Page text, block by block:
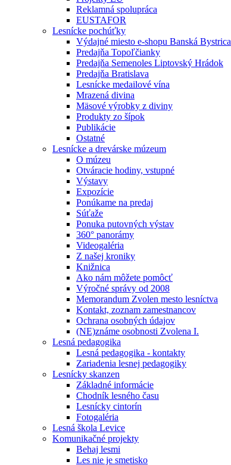
Reklamná spolupráca
EUSTAFOR
Lesnícke pochúťky
Výdajné miesto e-shopu Banská Bystrica
Predajňa Topoľčianky
Predajňa Semenoles Liptovský Hrádok
Predajňa Bratislava
Lesnícke medailové vína
Mrazená divina
Mäsové výrobky z diviny
Produkty zo šípok
Publikácie
Ostatné
Lesnícke a drevárske múzeum
O múzeu
Otváracie hodiny, vstupné
Výstavy
Expozície
Ponúkame na predaj
Súťaže
Ponuka putovných výstav
360° panorámy
Videogaléria
Z našej kroniky
Knižnica
Ako nám môžete pomôcť
Výročné správy od 2008
Memorandum Zvolen mesto lesníctva
Kontakt, zoznam zamestnancov
Ochrana osobných údajov
(NE)známe osobnosti Zvolena I.
Lesná pedagogika
Lesná pedagogika - kontakty
Zariadenia lesnej pedagogiky
Lesnícky skanzen
Základné informácie
Chodník lesného času
Lesnícky cintorín
Fotogaléria
Lesná škola Levice
Komunikačné projekty
Behaj lesmi
Les nie je smetisko